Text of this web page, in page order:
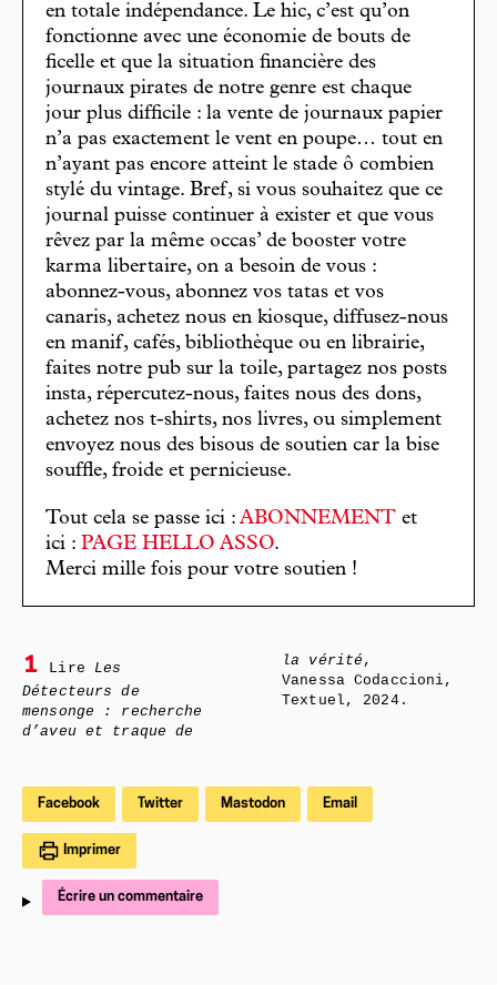
en totale indépendance. Le hic, c’est qu’on
fonctionne avec une économie de bouts de
ficelle et que la situation financière des
journaux pirates de notre genre est chaque
jour plus difficile : la vente de journaux papier
n’a pas exactement le vent en poupe… tout en
n’ayant pas encore atteint le stade ô combien
stylé du vintage. Bref, si vous souhaitez que ce
journal puisse continuer à exister et que vous
rêvez par la même occas’ de booster votre
karma libertaire, on a besoin de vous :
abonnez-vous, abonnez vos tatas et vos
canaris, achetez nous en kiosque, diffusez-nous
en manif, cafés, bibliothèque ou en librairie,
faites notre pub sur la toile, partagez nos posts
insta, répercutez-nous, faites nous des dons,
achetez nos t-shirts, nos livres, ou simplement
envoyez nous des bisous de soutien car la bise
souffle, froide et pernicieuse.
Tout cela se passe ici : ABONNEMENT et
ici : PAGE HELLO ASSO.
Merci mille fois pour votre soutien !
1 Lire Les
Détecteurs de
mensonge : recherche
d’aveu et traque de
la vérité ,
Vanessa Codaccioni,
Textuel, 2024.
Facebook Twitter Mastodon Email
Imprimer
Écrire un commentaire